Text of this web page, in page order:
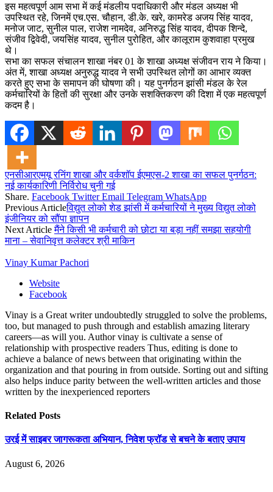
इस महत्वपूर्ण आम सभा में कई मंडलीय पदाधिकारी और मंडल अध्यक्ष भी
उपस्थित रहे, जिनमें एच.एस. चौहान, डी.के. खरे, कामरेड अजय सिंह यादव,
मनोज जाट, सुनील पाल, राजेश नामदेव, अनिरुद्ध सिंह यादव, दीपक शिन्दे,
संजीव द्विवेदी, जयसिंह यादव, सुनील पुरोहित, और कालूराम कुशवाहा प्रमुख
थे।
सभा का सफल संचालन शाखा नंबर 01 के शाखा अध्यक्ष संजीवन राय ने किया।
अंत में, शाखा अध्यक्ष अनुरुद्ध यादव ने सभी उपस्थित लोगों का आभार व्यक्त
करते हुए सभा के समापन की घोषणा की। यह पुनर्गठन झांसी मंडल के रेल
कर्मचारियों के हितों की सुरक्षा और उनके सशक्तिकरण की दिशा में एक महत्वपूर्ण
कदम है।
एनसीआरएमयू रनिंग शाखा और वर्कशॉप ईएमएस-2 शाखा का सफल पुनर्गठन:
नई कार्यकारिणी निर्विरोध चुनी गई
Share. Facebook Twitter Email Telegram WhatsApp
Previous Articleविद्युत लोको शेड झांसी में कर्मचारियों ने मुख्य विद्युत लोको
इंजीनियर को सौंपा ज्ञापन
Next Articleमैंने किसी भी कर्मचारी को छोटा या बड़ा नहीं समझा सहयोगी
माना – सेवानिवृत्त कलेक्टर श्री माकिन
Vinay Kumar Pachori
Website
Facebook
Vinay is a Great writer undoubtedly struggled to solve the problems,
too, but managed to push through and establish amazing literary
careers—as will you. Author vinay is cultivate a sense of
relationship with prospective readers Thus, editing is done to
achieve a balance of news between that originating within the
organization and that pouring in from outside. Sorting out and sifting
also helps induce parity between the well-written articles and those
written by the inexperienced reporters
Related Posts
उरई में साइबर जागरूकता अभियान, निवेश फ्रॉड से बचने के बताए उपाय
August 6, 2026